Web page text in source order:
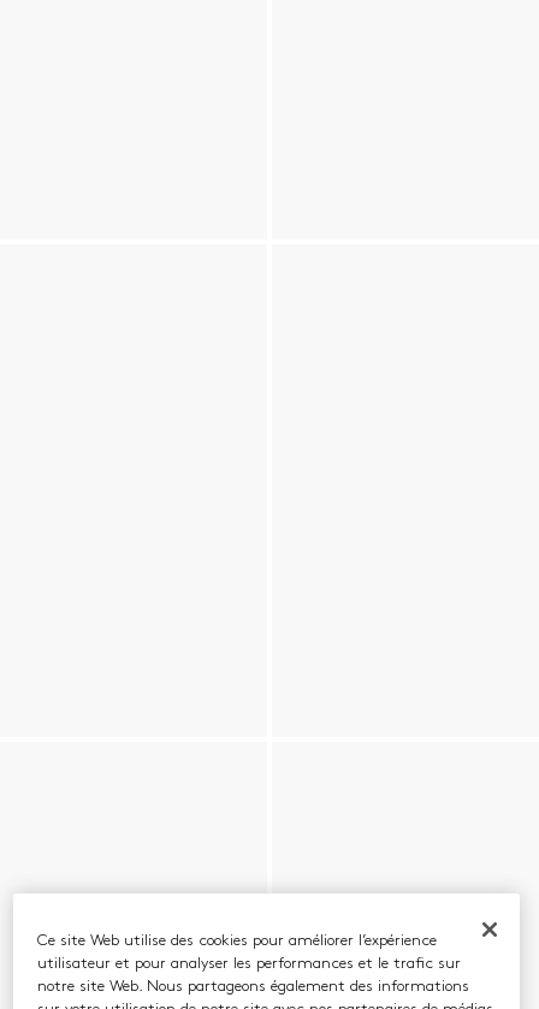
Ce site Web utilise des cookies pour améliorer l’expérience
utilisateur et pour analyser les performances et le trafic sur
notre site Web. Nous partageons également des informations